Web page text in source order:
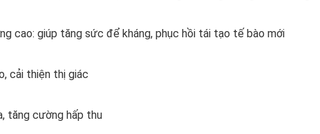
cao: giúp tăng sức để kháng, phục hồi tái tạo tế bào mới
cải thiện thị giác
tăng cường hấp thu